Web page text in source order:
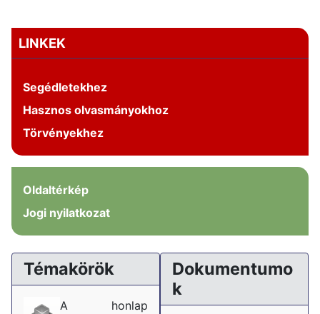
LINKEK
Segédletekhez
Hasznos olvasmányokhoz
Törvényekhez
Oldaltérkép
Jogi nyilatkozat
Témakörök
A honlap
Dokumentumo
k